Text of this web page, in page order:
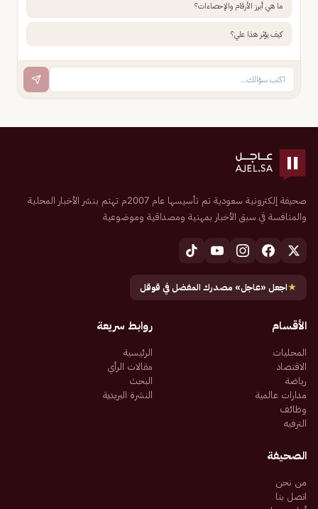
ما هي أبرز الأرقام والإحصاءات؟
كيف يؤثر هذا علي؟
صحيفة إلكترونية سعودية تم تأسيسها عام 2007م تهتم بنشر الأخبار المحلية
والمنافسة في سبق الأخبار بمهنية ومصداقية وموضوعية
★اجعل «عاجل» مصدرك المفضل في قوقل
الأقسام
المحليات
الاقتصاد
رياضة
مدارات عالمية
وظائف
الترفيه
روابط سريعة
الرئيسية
مقالات الرأي
البحث
النشرة البريدية
الصحيفة
من نحن
اتصل بنا